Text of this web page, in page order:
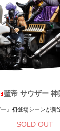
聖帝 サウザー 神
ー』初登場シーンが新
SOLD OUT